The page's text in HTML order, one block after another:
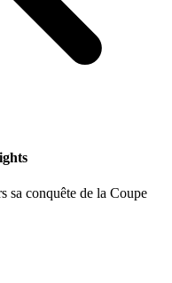
sa conquête de la Coupe